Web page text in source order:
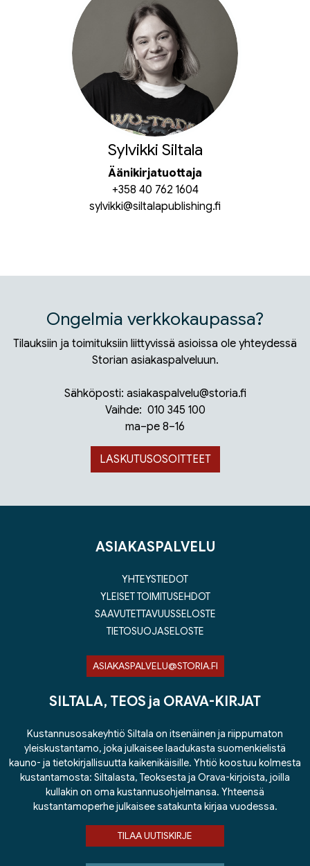
Sylvikki Siltala
Äänikirjatuottaja
+358 40 762 1604
sylvikki@siltalapublishing.fi
Ongelmia verkkokaupassa?
Tilauksiin ja toimituksiin liittyvissä asioissa ole yhteydessä
Storian asiakaspalveluun.
Sähköposti: asiakaspalvelu@storia.fi
Vaihde: 010 345 100
ma–pe 8–16
LASKUTUSOSOITTEET
ASIAKASPALVELU
YHTEYSTIEDOT
YLEISET TOIMITUSEHDOT
SAAVUTETTAVUUSSELOSTE
TIETOSUOJASELOSTE
ASIAKASPALVELU@STORIA.FI
SILTALA, TEOS ja ORAVA-KIRJAT
Kustannusosakeyhtiö Siltala on itsenäinen ja riippumaton
yleiskustantamo, joka julkaisee laadukasta suomenkielistä
kauno- ja tietokirjallisuutta kaikenikäisille. Yhtiö koostuu kolmesta
kustantamosta: Siltalasta, Teoksesta ja Orava-kirjoista, joilla
kullakin on oma kustannusohjelmansa. Yhteensä
kustantamoperhe julkaisee satakunta kirjaa vuodessa.
TILAA UUTISKIRJE